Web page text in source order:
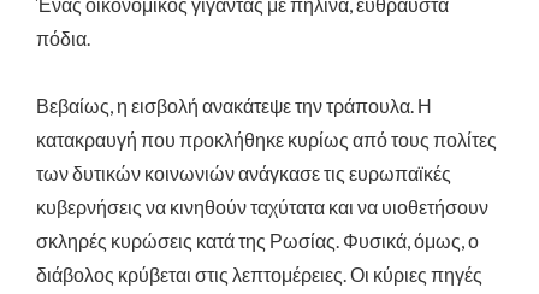
πόδια.
Βεβαίως, η εισβολή ανακάτεψε την τράπουλα. Η
κατακραυγή που προκλήθηκε κυρίως από τους πολίτες
των δυτικών κοινωνιών ανάγκασε τις ευρωπαϊκές
κυβερνήσεις να κινηθούν ταχύτατα και να υιοθετήσουν
σκληρές κυρώσεις κατά της Ρωσίας. Φυσικά, όμως, ο
διάβολος κρύβεται στις λεπτομέρειες. Οι κύριες πηγές